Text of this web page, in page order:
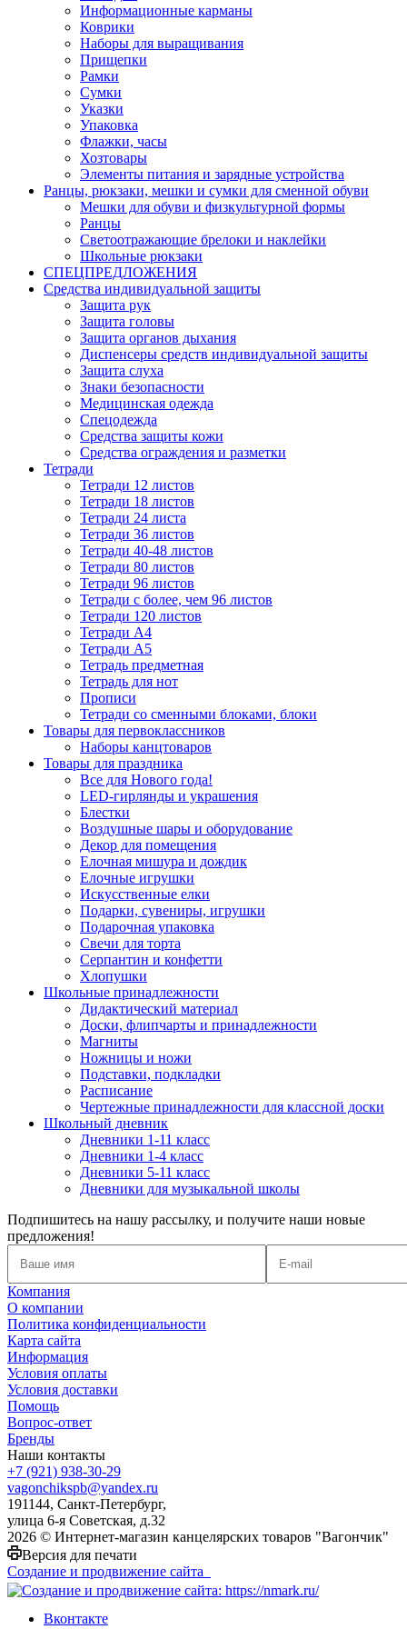
Информационные карманы
Коврики
Наборы для выращивания
Прищепки
Рамки
Сумки
Указки
Упаковка
Флажки, часы
Хозтовары
Элементы питания и зарядные устройства
Ранцы, рюкзаки, мешки и сумки для сменной обуви
Мешки для обуви и физкультурной формы
Ранцы
Светоотражающие брелоки и наклейки
Школьные рюкзаки
СПЕЦПРЕДЛОЖЕНИЯ
Средства индивидуальной защиты
Защита рук
Защита головы
Защита органов дыхания
Диспенсеры средств индивидуальной защиты
Защита слуха
Знаки безопасности
Медицинская одежда
Спецодежда
Средства защиты кожи
Средства ограждения и разметки
Тетради
Тетради 12 листов
Тетради 18 листов
Тетради 24 листа
Тетради 36 листов
Тетради 40-48 листов
Тетради 80 листов
Тетради 96 листов
Тетради с более, чем 96 листов
Тетради 120 листов
Тетради А4
Тетради А5
Тетрадь предметная
Тетрадь для нот
Прописи
Тетради со сменными блоками, блоки
Товары для первоклассников
Наборы канцтоваров
Товары для праздника
Все для Нового года!
LED-гирлянды и украшения
Блестки
Воздушные шары и оборудование
Декор для помещения
Елочная мишура и дождик
Елочные игрушки
Искусственные елки
Подарки, сувениры, игрушки
Подарочная упаковка
Свечи для торта
Серпантин и конфетти
Хлопушки
Школьные принадлежности
Дидактический материал
Доски, флипчарты и принадлежности
Магниты
Ножницы и ножи
Подставки, подкладки
Расписание
Чертежные принадлежности для классной доски
Школьный дневник
Дневники 1-11 класс
Дневники 1-4 класс
Дневники 5-11 класс
Дневники для музыкальной школы
Подпишитесь на нашу рассылку, и получите наши новые
предложения!
Компания
О компании
Политика конфиденциальности
Карта сайта
Информация
Условия оплаты
Условия доставки
Помощь
Вопрос-ответ
Бренды
Наши контакты
+7 (921) 938-30-29
vagonchikspb@yandex.ru
191144, Санкт-Петербург,
улица 6-я Советская, д.32
2026 © Интернет-магазин канцелярских товаров "Вагончик"
Версия для печати
Создание и продвижение сайта
Вконтакте